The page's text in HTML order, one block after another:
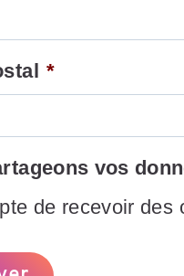
*
vos
de recevoir